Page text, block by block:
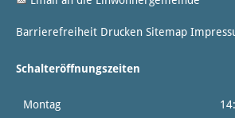
Barrierefreiheit Drucken Sitemap
Schalteröffnungszeiten
Montag
14:00 -